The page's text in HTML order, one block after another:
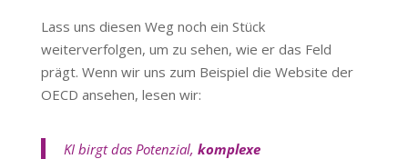
Lass uns diesen Weg noch ein Stück
weiterverfolgen, um zu sehen, wie er das Feld
prägt. Wenn wir uns zum Beispiel die Website der
OECD ansehen, lesen wir:
KI birgt das Potenzial, komplexe